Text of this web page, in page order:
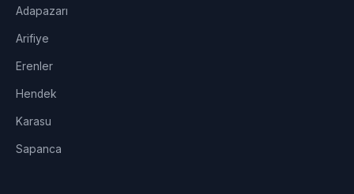
Adapazarı
Arifiye
Erenler
Hendek
Karasu
Sapanca